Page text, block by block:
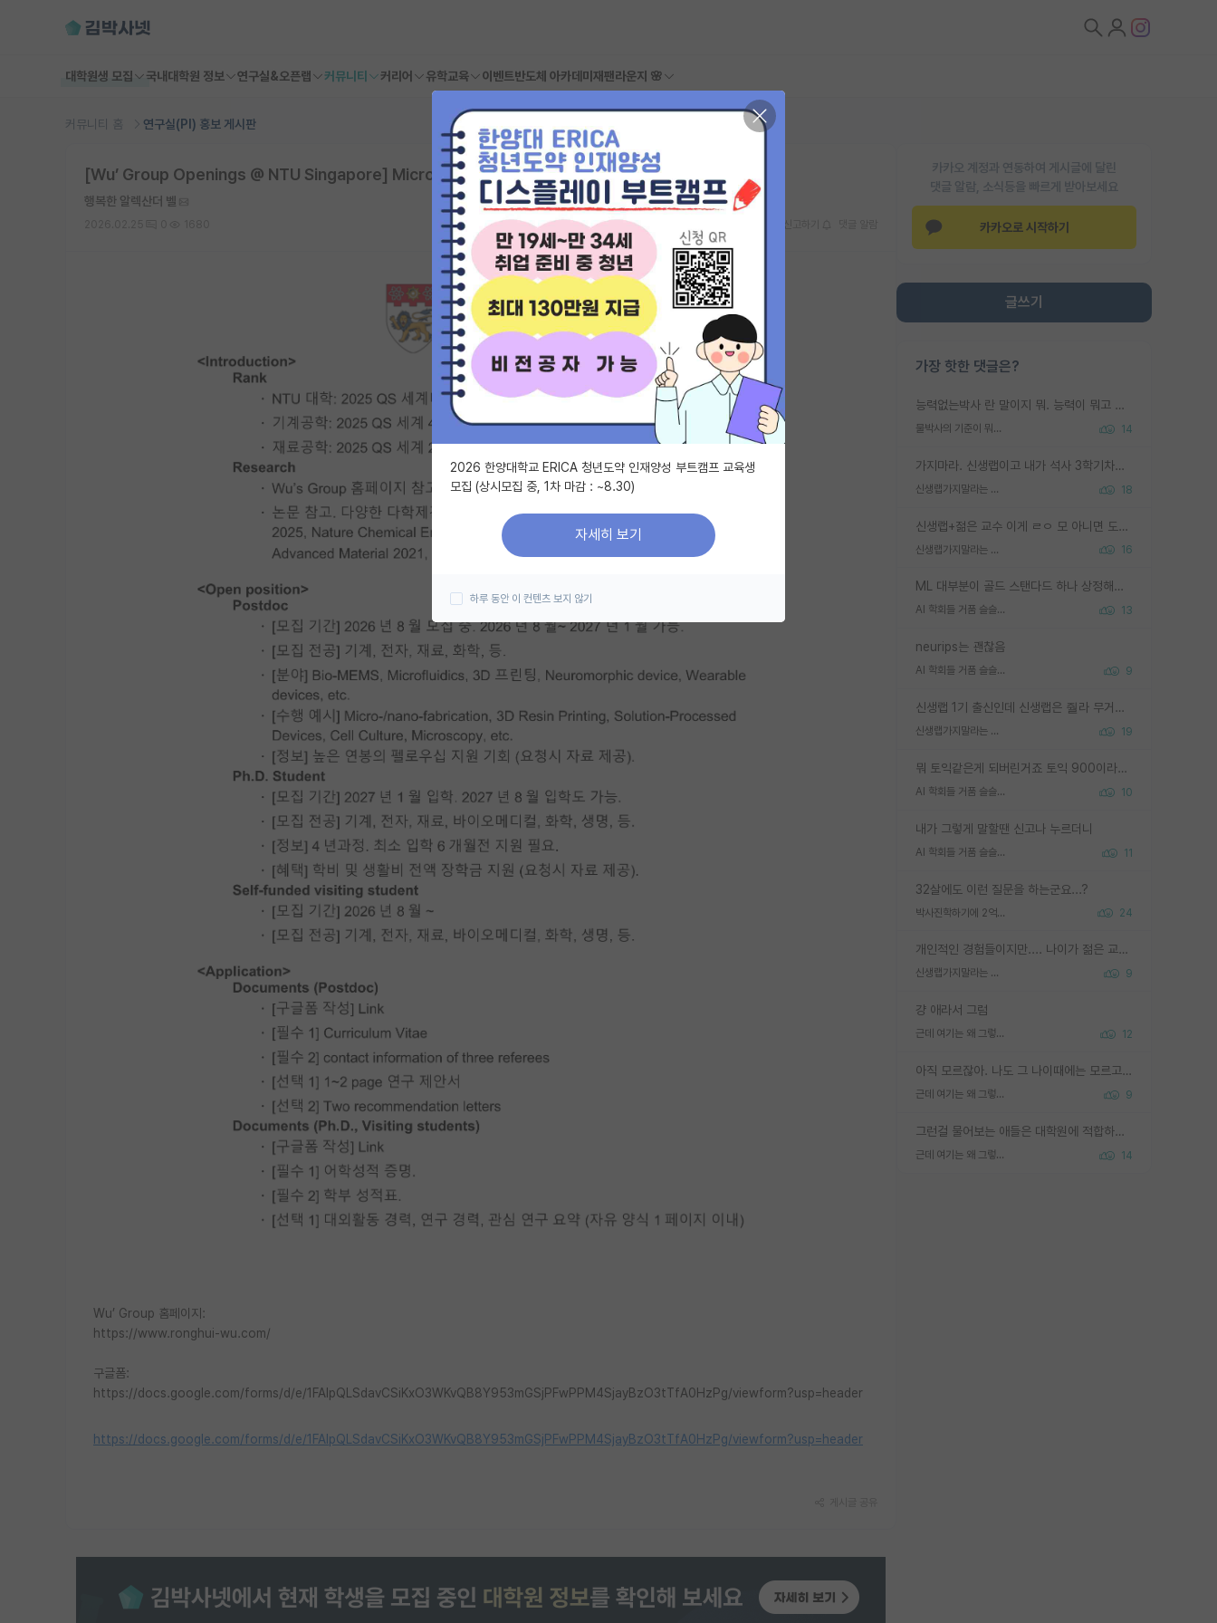
대학원생 모집 국내대학원 정보 연구실&오픈랩 커뮤니티 커리어 유학교육 이벤트반도체 아카데미 재팬라운지 🌸
커뮤니티 홈 연구실(PI) 홍보 게시판
카카오 계정과 연동하여 게시글에 달린
댓글 알람, 소식등을 빠르게 받아보세요
카카오로 시작하기
글쓰기
가장 핫한 댓글은?
능력없는박사 란 말이지 뭐. 능력이 뭐고 능력이 있다는게 뭔지는 사람마다 기준이 다르니까 얘기해봐야 서로 자기 기준만 얘기해서 논쟁이 끝이 안나고. 주위에서 능력있고 야심있는 신입생이 교수가 유의미한 피드백을 아예 안주면서 제대로된 과제에 참여해볼 기회도 제공하지 않고 잡일 뺑뺑이만 돌려서 맨날 단순작업만 하면서 밤새다가 눈빛이 점점 죽어가는걸 본 사람은 물박사는 교수탓이라고 하고, 교수는 이것저것 알려도 주고 기회도 주고 사수 동기 붙여주면서 어떻게든 끌고가려고 하는데 본인이 매일 뺀질거리면서 출근 하는둥마는둥 하다가 기껏 와서도 폰이나 쳐다보다가 실험 망치고 저녁약속있어서 먼저 가볼게요~ 하는걸 본 사람은 물박사는 본인탓이라고 함.
물박사의 기준이 뭐임? 14
가지마라. 신생랩이고 내가 석사 3학기차인데 최고참인데 나도 아무것도 모르는데 교수가 후배들 왜 논문 교육 안시키냐. 논문 왜 안 써오냐 닦달한다
신생랩가지말라는 이유가 있었구나 18
신생랩+젊은 교수 이게 ㄹㅇ 모 아니면 도인듯.
신생랩가지말라는 이유가 있었구나 16
ML 대부분이 골드 스탠다드 하나 상정해놓고 (벤치마크 데이터셋이 여러 개면 여러 개 상정) 그거 얼마나 잘 맞추나 싸움임 가끔 번뜩이는 설계 철학을 보여주는 논문들도 있지만 대부분 그거 성적 얼마나 더 올리느라에 혈안이 되어 있는 측면이 잇음
AI 학회들 거품 슬슬 지적이 나오네요 13
neurips는 괜찮음
AI 학회들 거품 슬슬 지적이 나오네요 9
신생랩 1기 출신인데 신생랩은 줠라 무거운 바벨 같은거임. 들면 대박인데 못들면 깔려 죽음. 아무도 알려주지 않는 환경에서 자생해야하지만, 일단 살아남았다면 그 어떤 사람보다 악착같고 생존력 높은 사람으로 거듭날 수 있음
신생랩가지말라는 이유가 있었구나 19
뭐 토익같은게 되버린거죠 토익 900이라고 영어잘하는건 아닙니다만 잘하는사람은 다 900을 넘는 그런
AI 학회들 거품 슬슬 지적이 나오네요 10
내가 그렇게 말할땐 신고나 누르더니
AI 학회들 거품 슬슬 지적이 나오네요 11
32살에도 이런 질문을 하는군요...?
박사진학하기에 2억은 괜찮은 (?) 정도의 경제력인가요 24
개인적인 경험들이지만.... 나이가 젊은 교수일수록 꼰대라는 가면을 쓴 채로 무례함을 행동하는 경우가 거의 90% 정도였음. 나이가 어린데 다른 또래들과 달리 명예, 권력, 재력까지 얻었으니 세상 다 가진 기분이겠지. 오히러 나이 든 교수들이 행동과 말을 더 조심하시더라.
신생랩가지말라는 이유가 있었구나 9
걍 애라서 그럼
근데 여기는 왜 그렇게 SPK를 물어보는거임? 12
아직 모르잖아. 나도 그 나이때에는 모르고 평가 받고 안심하고 싶었어.
근데 여기는 왜 그렇게 SPK를 물어보는거임? 9
그런걸 물어보는 애들은 대학원에 적합하지 않다
근데 여기는 왜 그렇게 SPK를 물어보는거임? 14
[Wu’ Group Openings @ NTU Singapore] Microfluidics PhD/Postdoc
행복한 알렉산더 벨
Wu’ Group 홈페이지:
https://www.ronghui-wu.com/
구글폼:
https://docs.google.com/forms/d/e/1FAIpQLSdavCSiKxO3WKvQB8Y953mGSjPFwPPM4SjayBzO3tTfA0HzPg/viewform?usp=header
https://docs.google.com/forms/d/e/1FAIpQLSdavCSiKxO3WKvQB8Y953mGSjPFwPPM4SjayBzO3tTfA0HzPg/viewform?usp=header
2026 한양대학교 ERICA 청년도약 인재양성 부트캠프 교육생
모집 (상시모집 중, 1차 마감 : ~8.30)
자세히 보기
하루 동안 이 컨텐츠 보지 않기